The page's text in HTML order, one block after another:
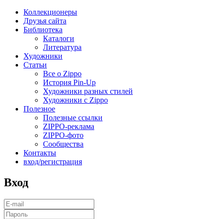
Коллекционеры
Друзья сайта
Библиотека
Каталоги
Литература
Художники
Статьи
Все о Zippo
История Pin-Up
Художники разных стилей
Художники с Zippo
Полезное
Полезные ссылки
ZIPPO-реклама
ZIPPO-фото
Сообщества
Контакты
вход/регистрация
Вход